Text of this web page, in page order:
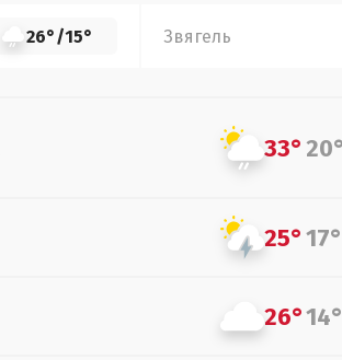
26°/15° Звягель
33°20°
25°17°
26°14°